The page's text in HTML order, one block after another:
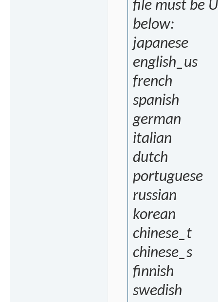
file must be
below:
japanese
english_us
french
spanish
german
italian
dutch
portuguese
russian
korean
chinese_t
chinese_s
finnish
swedish